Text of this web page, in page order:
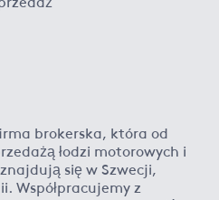
brokerska, która od
łodzi motorowych i
się w Szwecji,
Współpracujemy z